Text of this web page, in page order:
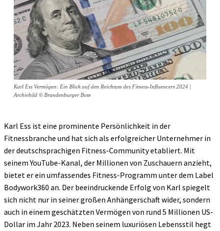
Karl Ess Vermögen: Ein Blick auf den Reichtum des Fitness-Influencers 2024 |
Archivbild © Brandenburger Bote
Karl Ess ist eine prominente Persönlichkeit in der
Fitnessbranche und hat sich als erfolgreicher Unternehmer in
der deutschsprachigen Fitness-Community etabliert. Mit
seinem YouTube-Kanal, der Millionen von Zuschauern anzieht,
bietet er ein umfassendes Fitness-Programm unter dem Label
Bodywork360 an. Der beeindruckende Erfolg von Karl spiegelt
sich nicht nur in seiner großen Anhängerschaft wider, sondern
auch in einem geschätzten Vermögen von rund 5 Millionen US-
Dollar im Jahr 2023. Neben seinem luxuriösen Lebensstil hegt